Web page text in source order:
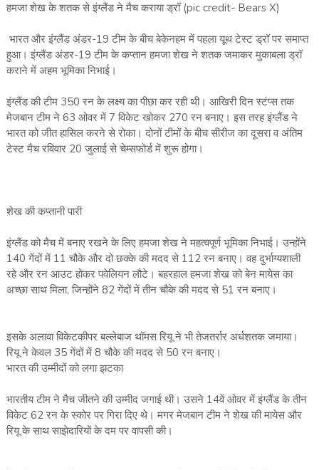
हमजा शेख के शतक से इंग्‍लैंड ने मैच कराया ड्रॉ (pic credit- Bears X)
भारत और इंग्‍लैंड अंडर-19 टीम के बीच बेकेनहम में पहला यूथ टेस्‍ट ड्रॉ पर समाप्‍त
हुआ। इंग्‍लैंड अंडर-19 टीम के कप्‍तान हमजा शेख ने शतक जमाकर मुकाबला ड्रॉ
कराने में अहम भूमिका निभाई।
इंग्‍लैंड की टीम 350 रन के लक्ष्‍य का पीछा कर रही थी। आखिरी दिन स्‍टंप्‍स तक
मेजबान टीम ने 63 ओवर में 7 विकेट खोकर 270 रन बनाए। इस तरह इंग्‍लैंड ने
भारत को जीत हासिल करने से रोका। दोनों टीमों के बीच सीरीज का दूसरा व अंतिम
टेस्‍ट मैच रविवार 20 जुलाई से चेम्‍सफोर्ड में शुरू होगा।
शेख की कप्‍तानी पारी
इंग्‍लैंड को मैच में बनाए रखने के लिए हमजा शेख ने महत्‍वपूर्ण भूमिका निभाई। उन्‍होंने
140 गेंदों में 11 चौके और दो छक्‍के की मदद से 112 रन बनाए। वह दुर्भाग्‍यशाली
रहे और रन आउट होकर पवेलियन लौटे। बहरहाल हमजा शेख को बेन मायेस का
अच्‍छा साथ मिला, जिन्‍होंने 82 गेंदों में तीन चौके की मदद से 51 रन बनाए।
इसके अलावा विकेटकीपर बल्‍लेबाज थॉमस रियू ने भी तेजतर्रार अर्धशतक जमाया।
रियू ने केवल 35 गेंदों में 8 चौके की मदद से 50 रन बनाए।
भारत की उम्‍मीदों को लगा झटका
भारतीय टीम ने मैच जीतने की उम्‍मीद जगाई थी। उसने 14वें ओवर में इंग्‍लैंड के तीन
विकेट 62 रन के स्‍कोर पर गिरा दिए थे। मगर मेजबान टीम ने शेख की मायेस और
रियू के साथ साझेदारियों के दम पर वापसी की।